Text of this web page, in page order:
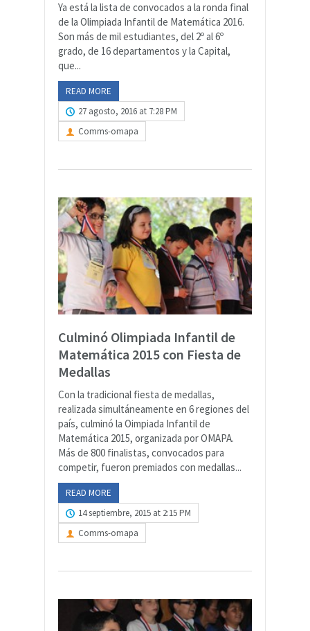
Ya está la lista de convocados a la ronda final
de la Olimpiada Infantil de Matemática 2016.
Son más de mil estudiantes, del 2º al 6º
grado, de 16 departamentos y la Capital,
que...
READ MORE
27 agosto, 2016 at 7:28 PM
Comms-omapa
Culminó Olimpiada Infantil de
Matemática 2015 con Fiesta de
Medallas
Con la tradicional fiesta de medallas,
realizada simultáneamente en 6 regiones del
país, culminó la Oimpiada Infantil de
Matemática 2015, organizada por OMAPA.
Más de 800 finalistas, convocados para
competir, fueron premiados con medallas...
READ MORE
14 septiembre, 2015 at 2:15 PM
Comms-omapa